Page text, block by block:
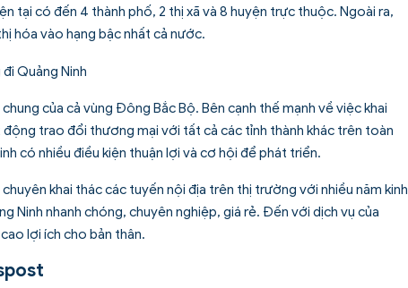
tại có đến 4 thành phố, 2 thị xã và 8 huyện trực thuộc. Ngoài ra,
hóa vào hạng bậc nhất cả nước.
của cả vùng Đông Bắc Bộ. Bên cạnh thế mạnh về việc khai
trao đổi thương mại với tất cả các tỉnh thành khác trên toàn
có nhiều điều kiện thuận lợi và cơ hội để phát triển.
chuyên khai thác các tuyến nội địa trên thị trường với nhiều năm kinh
Ninh nhanh chóng, chuyên nghiệp, giá rẻ. Đến với dịch vụ của
lợi ích cho bản thân.